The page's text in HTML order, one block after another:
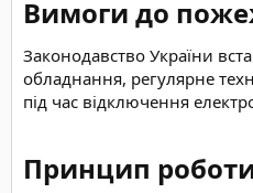
Вимоги до
Законодавство України
обладнання, регулярне
під час відключення
Принцип роботи